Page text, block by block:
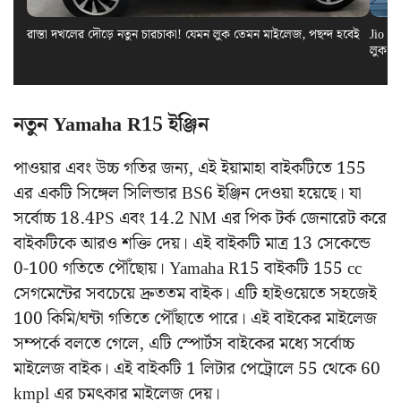
রাস্তা দখলের দৌড়ে নতুন চারচাকা! যেমন লুক তেমন মাইলেজ, পছন্দ হবেই Jio
লুক
নতুন Yamaha R15 ইঞ্জিন
পাওয়ার এবং উচ্চ গতির জন্য, এই ইয়ামাহা বাইকটিতে 155
এর একটি সিঙ্গেল সিলিন্ডার BS6 ইঞ্জিন দেওয়া হয়েছে। যা
সর্বোচ্চ 18.4PS এবং 14.2 NM এর পিক টর্ক জেনারেট করে
বাইকটিকে আরও শক্তি দেয়। এই বাইকটি মাত্র 13 সেকেন্ডে
0-100 গতিতে পৌঁছোয়। Yamaha R15 বাইকটি 155 cc
সেগমেন্টের সবচেয়ে দ্রুততম বাইক। এটি হাইওয়েতে সহজেই
100 কিমি/ঘন্টা গতিতে পৌঁছাতে পারে। এই বাইকের মাইলেজ
সম্পর্কে বলতে গেলে, এটি স্পোর্টস বাইকের মধ্যে সর্বোচ্চ
মাইলেজ বাইক। এই বাইকটি 1 লিটার পেট্রোলে 55 থেকে 60
kmpl এর চমৎকার মাইলেজ দেয়।